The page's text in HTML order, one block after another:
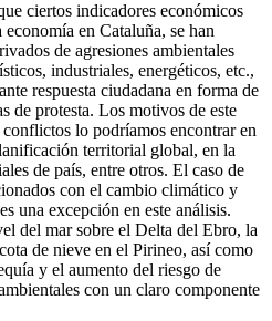
ciertos indicadores económicos
en Cataluña, se han
de agresiones ambientales
industriales, energéticos, etc.,
respuesta ciudadana en forma de
de protesta. Los motivos de este
lo podríamos encontrar en
territorial global, en la
de país, entre otros. El caso de
con el cambio climático y
una excepción en este análisis.
del mar sobre el Delta del Ebro, la
de nieve en el Pirineo, así como
y el aumento del riesgo de
con un claro componente